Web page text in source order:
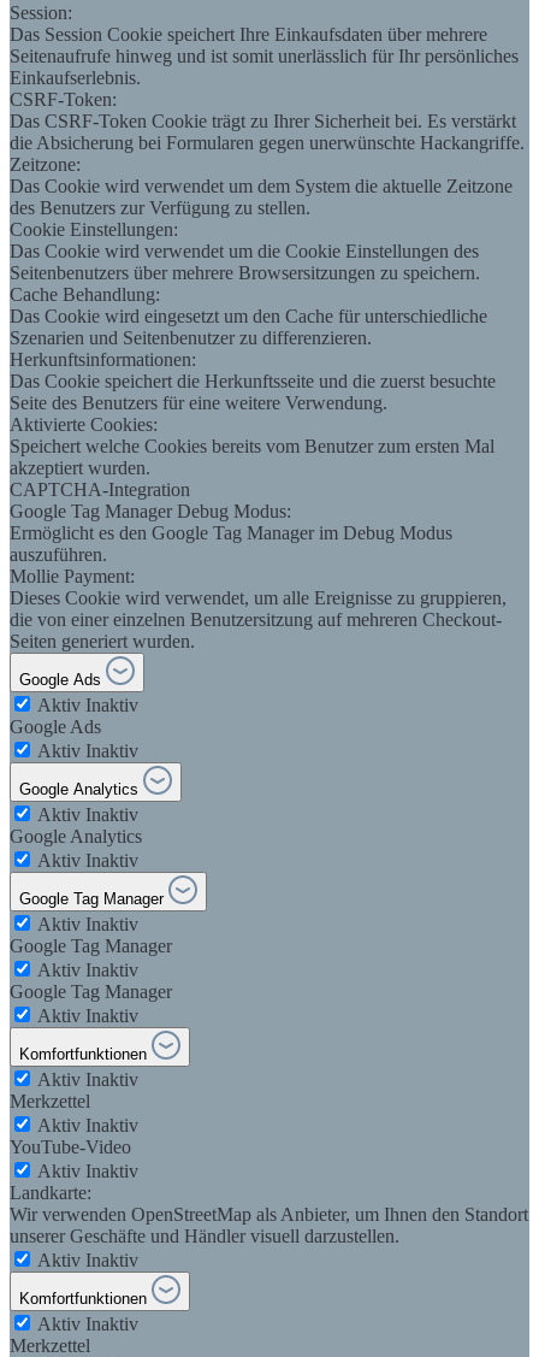
Session:
Das Session Cookie speichert Ihre Einkaufsdaten über mehrere
Seitenaufrufe hinweg und ist somit unerlässlich für Ihr persönliches
Einkaufserlebnis.
CSRF-Token:
Das CSRF-Token Cookie trägt zu Ihrer Sicherheit bei. Es verstärkt
die Absicherung bei Formularen gegen unerwünschte Hackangriffe.
Zeitzone:
Das Cookie wird verwendet um dem System die aktuelle Zeitzone
des Benutzers zur Verfügung zu stellen.
Cookie Einstellungen:
Das Cookie wird verwendet um die Cookie Einstellungen des
Seitenbenutzers über mehrere Browsersitzungen zu speichern.
Cache Behandlung:
Das Cookie wird eingesetzt um den Cache für unterschiedliche
Szenarien und Seitenbenutzer zu differenzieren.
Herkunftsinformationen:
Das Cookie speichert die Herkunftsseite und die zuerst besuchte
Seite des Benutzers für eine weitere Verwendung.
Aktivierte Cookies:
Speichert welche Cookies bereits vom Benutzer zum ersten Mal
akzeptiert wurden.
CAPTCHA-Integration
Google Tag Manager Debug Modus:
Ermöglicht es den Google Tag Manager im Debug Modus
auszuführen.
Mollie Payment:
Dieses Cookie wird verwendet, um alle Ereignisse zu gruppieren,
die von einer einzelnen Benutzersitzung auf mehreren Checkout-
Seiten generiert wurden.
Google Ads
Aktiv Inaktiv
Google Ads
Aktiv Inaktiv
Google Analytics
Aktiv Inaktiv
Google Analytics
Aktiv Inaktiv
Google Tag Manager
Aktiv Inaktiv
Google Tag Manager
Aktiv Inaktiv
Google Tag Manager
Aktiv Inaktiv
Komfortfunktionen
Aktiv Inaktiv
Merkzettel
Aktiv Inaktiv
YouTube-Video
Aktiv Inaktiv
Landkarte:
Wir verwenden OpenStreetMap als Anbieter, um Ihnen den Standort
unserer Geschäfte und Händler visuell darzustellen.
Aktiv Inaktiv
Komfortfunktionen
Aktiv Inaktiv
Merkzettel